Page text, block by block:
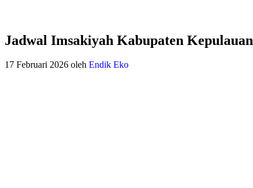
Jadwal Imsakiyah Kabupaten
17 Februari 2026 oleh Endik Eko